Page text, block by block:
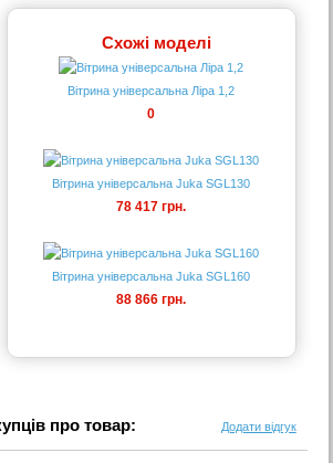
Схожі моделі
Вітрина універсальна Ліра 1,2
0
Вітрина універсальна Juka SGL130
78 417 грн.
Вітрина універсальна Juka SGL160
88 866 грн.
про товар: Додати відгук